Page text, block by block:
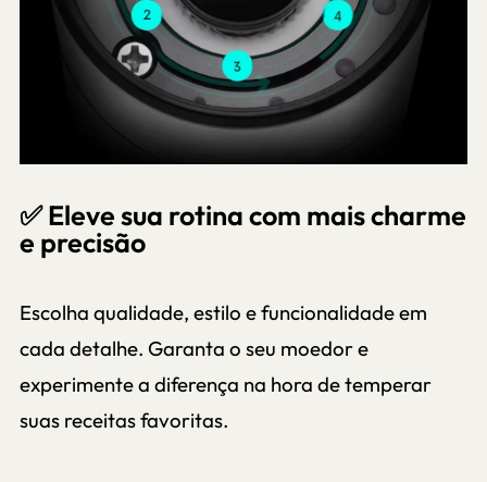
✅ Eleve sua rotina com mais charme
e precisão
Escolha qualidade, estilo e funcionalidade em
cada detalhe. Garanta o seu moedor e
experimente a diferença na hora de temperar
suas receitas favoritas.